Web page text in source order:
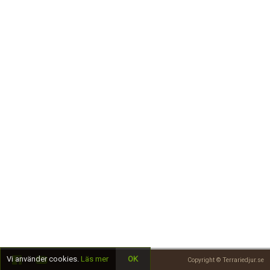
Copyright © Terrariedjur.se
Vi använder cookies. Läs mer OK